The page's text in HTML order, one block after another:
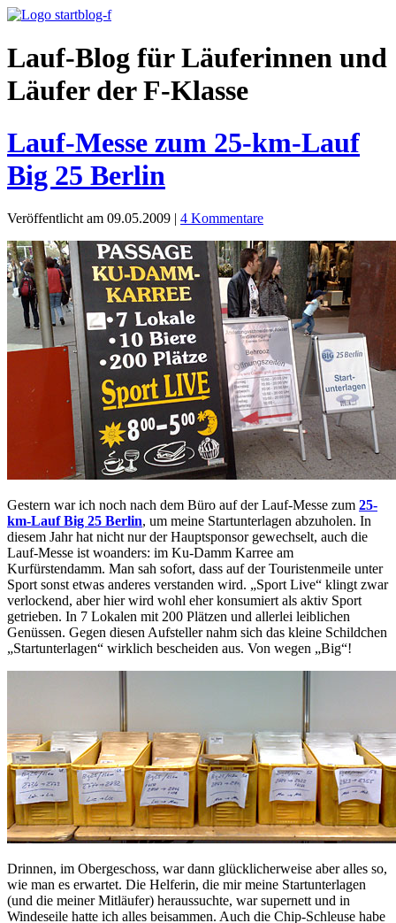
Lauf-Blog für Läuferinnen und
Läufer der F-Klasse
Lauf-Messe zum 25-km-Lauf
Big 25 Berlin
Veröffentlicht am 09.05.2009 | 4 Kommentare
Gestern war ich noch nach dem Büro auf der Lauf-Messe zum 25-
km-Lauf Big 25 Berlin, um meine Startunterlagen abzuholen. In
diesem Jahr hat nicht nur der Hauptsponsor gewechselt, auch die
Lauf-Messe ist woanders: im Ku-Damm Karree am
Kurfürstendamm. Man sah sofort, dass auf der Touristenmeile unter
Sport sonst etwas anderes verstanden wird. „Sport Live“ klingt zwar
verlockend, aber hier wird wohl eher konsumiert als aktiv Sport
getrieben. In 7 Lokalen mit 200 Plätzen und allerlei leiblichen
Genüssen. Gegen diesen Aufsteller nahm sich das kleine Schildchen
„Startunterlagen“ wirklich bescheiden aus. Von wegen „Big“!
Drinnen, im Obergeschoss, war dann glücklicherweise aber alles so,
wie man es erwartet. Die Helferin, die mir meine Startunterlagen
(und die meiner Mitläufer) heraussuchte, war supernett und in
Windeseile hatte ich alles beisammen. Auch die Chip-Schleuse habe